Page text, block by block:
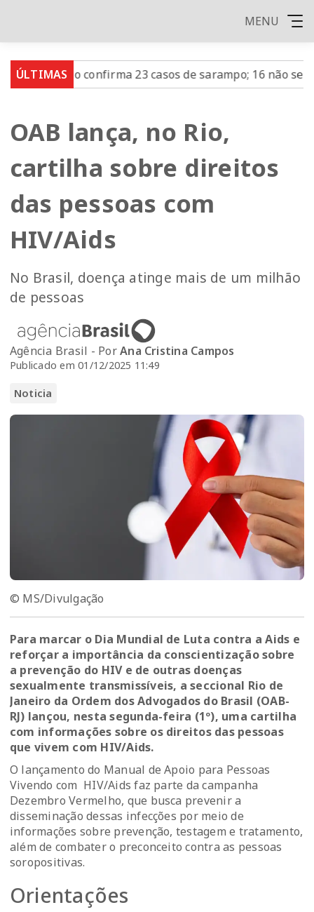
MENU
ÚLTIMAS
Paulo confirma 23 casos de sarampo; 16 não se
OAB lança, no Rio,
cartilha sobre direitos
das pessoas com
HIV/Aids
No Brasil, doença atinge mais de um milhão
de pessoas
Agência Brasil - PorAna Cristina Campos
Publicado em 01/12/2025 11:49
Noticia
© MS/Divulgação
Para marcar o Dia Mundial de Luta contra a Aids e
reforçar a importância da conscientização sobre
a prevenção do HIV e de outras doenças
sexualmente transmissíveis, a seccional Rio de
Janeiro da Ordem dos Advogados do Brasil (OAB-
RJ) lançou, nesta segunda-feira (1º), uma cartilha
com informações sobre os direitos das pessoas
que vivem com HIV/Aids.
O lançamento do Manual de Apoio para Pessoas
Vivendo com HIV/Aids faz parte da campanha
Dezembro Vermelho, que busca prevenir a
disseminação dessas infecções por meio de
informações sobre prevenção, testagem e tratamento,
além de combater o preconceito contra as pessoas
soropositivas.
Orientações